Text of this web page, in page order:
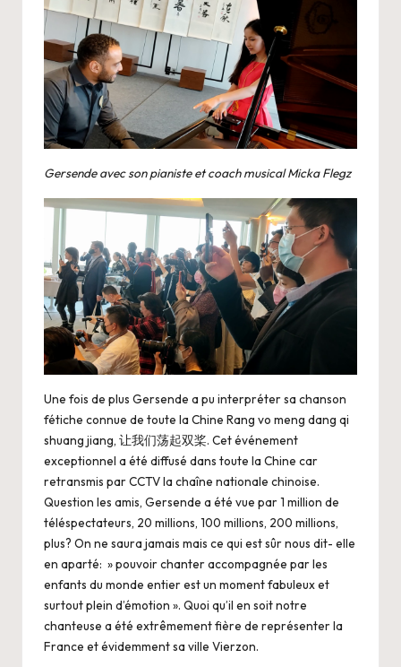
Gersende avec son pianiste et coach musical Micka Flegz
Une fois de plus Gersende a pu interpréter sa chanson
fétiche connue de toute la Chine Rang vo meng dang qi
shuang jiang, 让我们荡起双桨. Cet événement
exceptionnel a été diffusé dans toute la Chine car
retransmis par CCTV la chaîne nationale chinoise.
Question les amis, Gersende a été vue par 1 million de
téléspectateurs, 20 millions, 100 millions, 200 millions,
plus? On ne saura jamais mais ce qui est sûr nous dit- elle
en aparté: » pouvoir chanter accompagnée par les
enfants du monde entier est un moment fabuleux et
surtout plein d’émotion ». Quoi qu’il en soit notre
chanteuse a été extrêmement fière de représenter la
France et évidemment sa ville Vierzon.